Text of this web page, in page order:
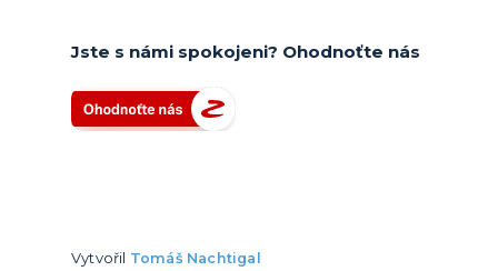
Jste s námi spokojeni? Ohodnoťte nás
Vytvořil Tomáš Nachtigal